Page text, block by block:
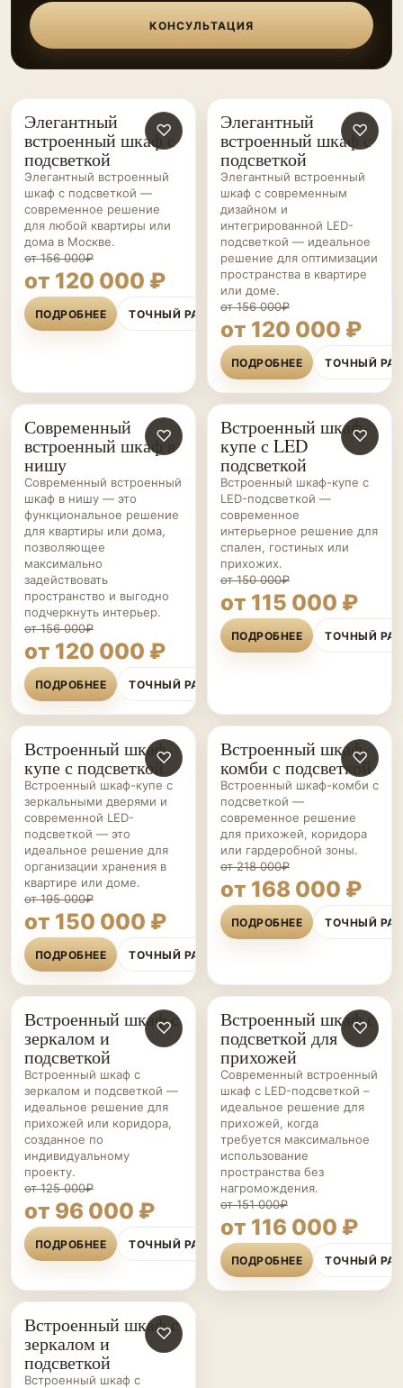
КОНСУЛЬТАЦИЯ
ШКАФЫ НА ЗАКАЗ ♡
Элегантный
встроенный шкаф с
подсветкой
Элегантный встроенный
шкаф с подсветкой —
современное решение
для любой квартиры или
дома в Москве.
от 156 000₽
от 120 000 ₽
ПОДРОБНЕЕ ТОЧНЫЙ РАСЧЁТ
ШКАФЫ НА ЗАКАЗ ♡
Элегантный
встроенный шкаф с
подсветкой
Элегантный встроенный
шкаф с современным
дизайном и
интегрированной LED-
подсветкой — идеальное
решение для оптимизации
пространства в квартире
или доме.
от 156 000₽
от 120 000 ₽
ПОДРОБНЕЕ ТОЧНЫЙ
ШКАФЫ НА ЗАКАЗ ♡
Современный
встроенный шкаф в
нишу
Современный встроенный
шкаф в нишу — это
функциональное решение
для квартиры или дома,
позволяющее
максимально
задействовать
пространство и выгодно
подчеркнуть интерьер.
от 156 000₽
от 120 000 ₽
ПОДРОБНЕЕ ТОЧНЫЙ РАСЧЁТ
ШКАФЫ-
КУПЕ НА ЗАКАЗ
♡
Встроенный шкаф-
купе с LED
подсветкой
Встроенный шкаф-купе с
LED-подсветкой —
современное
интерьерное решение для
спален, гостиных или
прихожих.
от 150 000₽
от 115 000 ₽
ПОДРОБНЕЕ ТОЧНЫЙ
ШКАФЫ-
КУПЕ НА ЗАКАЗ
♡
Встроенный шкаф-
купе с подсветкой
Встроенный шкаф-купе с
зеркальными дверями и
современной LED-
подсветкой — это
идеальное решение для
организации хранения в
квартире или доме.
от 195 000₽
от 150 000 ₽
ПОДРОБНЕЕ ТОЧНЫЙ РАСЧЁТ
ШКАФЫ НА ЗАКАЗ ♡
Встроенный шкаф-
комби с подсветкой
Встроенный шкаф-комби с
подсветкой —
современное решение
для прихожей, коридора
или гардеробной зоны.
от 218 000₽
от 168 000 ₽
ПОДРОБНЕЕ ТОЧНЫЙ
ШКАФЫ НА ЗАКАЗ ♡
Встроенный шкаф с
зеркалом и
подсветкой
Встроенный шкаф с
зеркалом и подсветкой —
идеальное решение для
прихожей или коридора,
созданное по
индивидуальному
проекту.
от 125 000₽
от 96 000 ₽
ПОДРОБНЕЕ ТОЧНЫЙ РАСЧЁТ
ШКАФЫ НА ЗАКАЗ ♡
Встроенный шкаф с
подсветкой для
прихожей
Современный встроенный
шкаф с LED-подсветкой –
идеальное решение для
прихожей, когда
требуется максимальное
использование
пространства без
нагромождения.
от 151 000₽
от 116 000 ₽
ПОДРОБНЕЕ ТОЧНЫЙ
ШКАФЫ НА ЗАКАЗ ♡
Встроенный шкаф с
зеркалом и
подсветкой
Встроенный шкаф с